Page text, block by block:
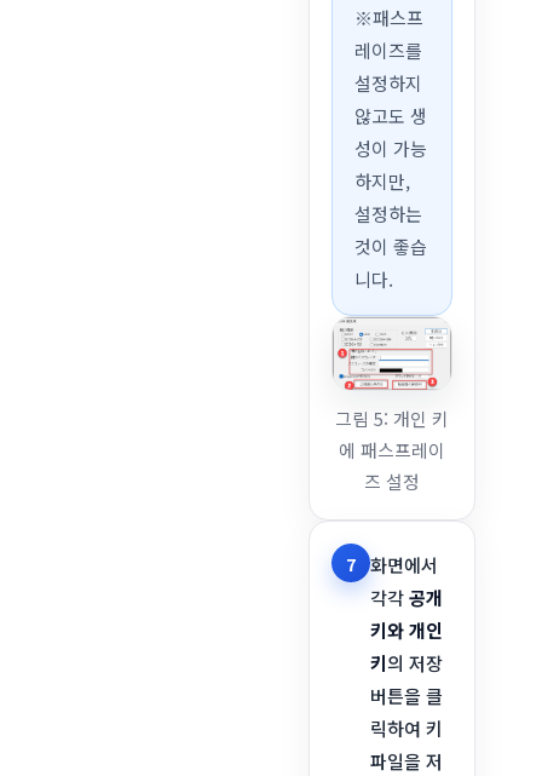
※패스프
레이즈를
설정하지
않고도 생
성이 가능
하지만,
설정하는
것이 좋습
니다.
그림 5: 개인 키
에 패스프레이
즈 설정
7 화면에서
각각공개
키와 개인
키의 저장
버튼을 클
릭하여 키
파일을 저